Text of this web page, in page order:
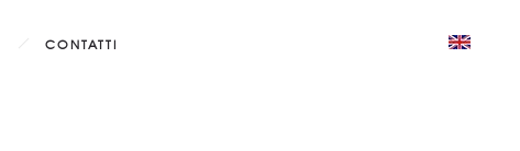
CONTATTI